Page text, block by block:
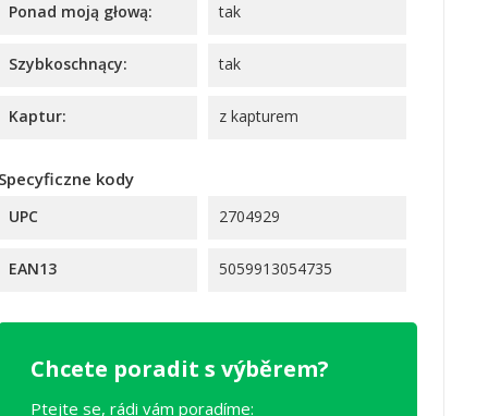
Ponad moją głową: tak
Szybkoschnący: tak
Kaptur: z kapturem
Specyficzne kody
UPC 2704929
EAN13 5059913054735
Chcete poradit s výběrem?
Ptejte se, rádi vám poradíme: